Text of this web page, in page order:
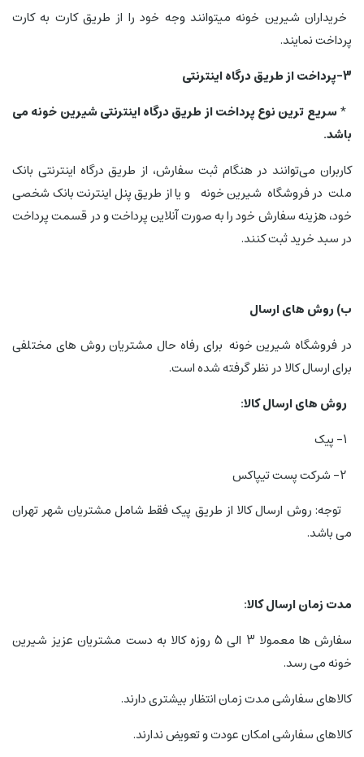
خریداران شیرین خونه میتوانند وجه خود را از طریق کارت به کارت
پرداخت نمایند.
3-پرداخت از طریق درگاه اینترنتی
* سریع ترین نوع پرداخت از طریق درگاه اینترنتی شیرین خونه می
باشد.
کاربران می‌توانند در هنگام ثبت سفارش، از طریق درگاه اینترنتی بانک
ملت در فروشگاه شیرین خونه و یا از طریق پنل اینترنت بانک شخصی
خود، هزینه سفارش خود را به صورت آنلاین پرداخت و در قسمت پرداخت
در سبد خرید ثبت کنند.
ب) روش های ارسال
در فروشگاه شیرین خونه برای رفاه حال مشتریان روش های مختلفی
برای ارسال کالا در نظر گرفته شده است.
روش های ارسال کالا:
توجه: روش ارسال کالا از طریق پیک فقط شامل مشتریان شهر تهران
می باشد.
مدت زمان ارسال کالا:
سفارش ها معمولا 3 الی 5 روزه کالا به دست مشتریان عزیز شیرین
خونه می رسد.
کالاهای سفارشی مدت زمان انتظار بیشتری دارند.
کالاهای سفارشی امکان عودت و تعویض ندارند.